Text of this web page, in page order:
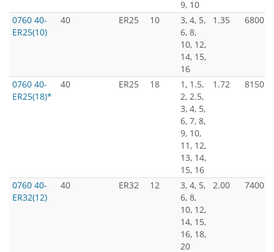
9, 10
0760 40-
ER25(10)
40 ER25 10
3, 4, 5,
6, 8,
10, 12,
14, 15,
16
1.35 6800
0760 40-
ER25(18)*
40 ER25 18
1, 1.5,
2, 2.5,
3, 4, 5,
6, 7, 8,
9, 10,
11, 12,
13, 14,
15, 16
1.72 8150
0760 40-
ER32(12)
40 ER32 12
3, 4, 5,
6, 8,
10, 12,
14, 15,
16, 18,
20
2.00 7400